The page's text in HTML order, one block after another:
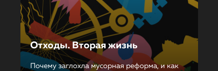
Отходы. Вторая жизнь
Почему заглохла мусорная реформа, и как